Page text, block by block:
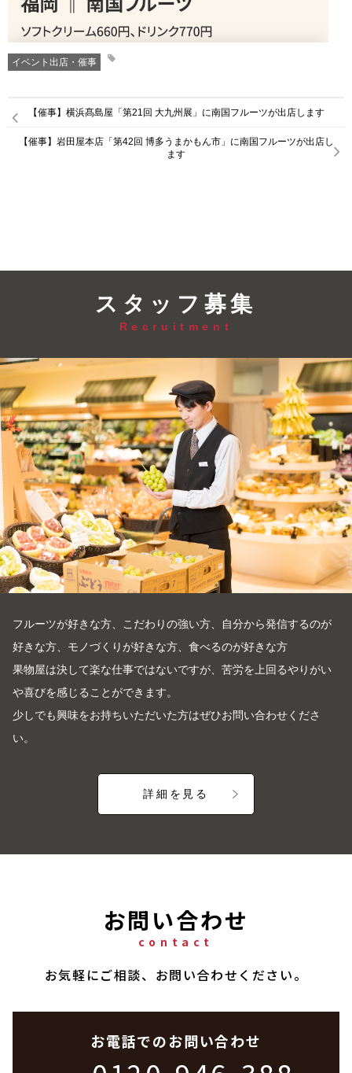
イベント出店・催事
【催事】横浜髙島屋「第21回 大九州展」に南国フルーツが出店します
【催事】岩田屋本店「第42回 博多うまかもん市」に南国フルーツが出店し
ます
スタッフ募集
Recruitment
フルーツが好きな方、こだわりの強い方、自分から発信するのが
好きな方、モノづくりが好きな方、食べるのが好きな方
果物屋は決して楽な仕事ではないですが、苦労を上回るやりがい
や喜びを感じることができます。
少しでも興味をお持ちいただいた方はぜひお問い合わせくださ
い。
詳細を見る
お問い合わせ
contact
お気軽にご相談、お問い合わせください。
お電話でのお問い合わせ